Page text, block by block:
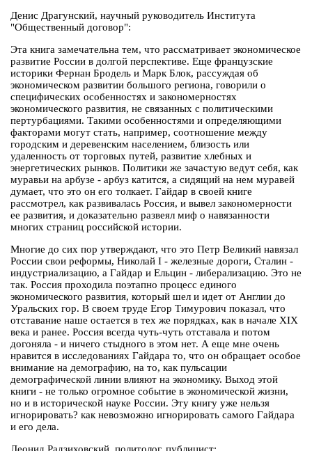
Денис Драгунский, научный руководитель Института
"Общественный договор":
Эта книга замечательна тем, что рассматривает экономическое
развитие России в долгой перспективе. Еще французские
историки Фернан Бродель и Марк Блок, рассуждая об
экономическом развитии большого региона, говорили о
специфических особенностях и закономерностях
экономического развития, не связанных с политическими
пертурбациями. Такими особенностями и определяющими
факторами могут стать, например, соотношение между
городским и деревенским населением, близость или
удаленность от торговых путей, развитие хлебных и
энергетических рынков. Политики же зачастую ведут себя, как
муравьи на арбузе - арбуз катится, а сидящий на нем муравей
думает, что это он его толкает. Гайдар в своей книге
рассмотрел, как развивалась Россия, и вывел закономерности
ее развития, и доказательно развеял миф о навязанности
многих страниц российской истории.
Многие до сих пор утверждают, что это Петр Великий навязал
России свои реформы, Николай I - железные дороги, Сталин -
индустриализацию, а Гайдар и Ельцин - либерализацию. Это не
так. Россия проходила поэтапно процесс единого
экономического развития, который шел и идет от Англии до
Уральских гор. В своем труде Егор Тимурович показал, что
отставание наше остается в тех же порядках, как в начале XIX
века и ранее. Россия всегда чуть-чуть отставала и потом
догоняла - и ничего стыдного в этом нет. А еще мне очень
нравится в исследованиях Гайдара то, что он обращает особое
внимание на демографию, на то, как пульсации
демографической линии влияют на экономику. Выход этой
книги - не только огромное событие в экономической жизни,
но и в исторической науке России. Эту книгу уже нельзя
игнорировать? как невозможно игнорировать самого Гайдара
и его дела.